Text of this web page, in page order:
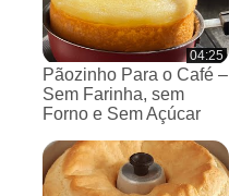
04:25
Pãozinho Para o Café –
Sem Farinha, sem
Forno e Sem Açúcar